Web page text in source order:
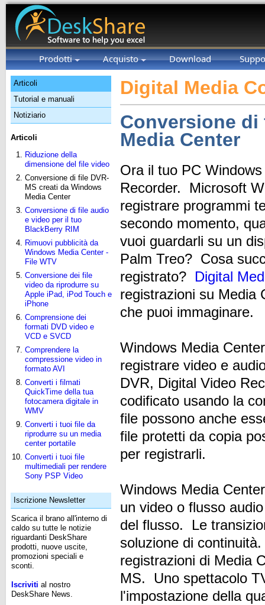
Prodotti Acquisto Download
Articoli
Tutorial e manuali
Notiziario
Articoli
Riduzione della
dimensione del file video
Conversione di file DVR-
MS creati da Windows
Media Center
Conversione di file audio
e video per il tuo
BlackBerry RIM
Rimuovi pubblicità da
Windows Media Center -
File WTV
Conversione dei file
video da riprodurre su
Apple iPad, iPod Touch e
iPhone
Comprensione dei
formati DVD video e
VCD e SVCD
Comprendere la
compressione video in
formato AVI
Converti i filmati
QuickTime della tua
fotocamera digitale in
WMV
Converti i tuoi file da
riprodurre su un media
center portatile
Converti i tuoi file
multimediali per rendere
Sony PSP Video
Iscrizione Newsletter
Scarica il brano all'interno di
caldo su tutte le notizie
riguardanti DeskShare
prodotti, nuove uscite,
promozioni speciali e
sconti.
Iscriviti al nostro
DeskShare News.
Digital Media
Conversione di
Media Center
Ora il tuo PC
Recorder. Microsoft
registrare programmi
secondo momento,
vuoi guardarli su un
Palm Treo? Cosa
registrato? Digital
registrazioni su Media
che puoi immaginare.
Windows Media
registrare video e
DVR, Digital Video
codificato usando la
file possono anche
file protetti da copia
per registrarli.
Windows Media
un video o flusso
del flusso. Le
soluzione di
registrazioni di Media
MS. Uno spettacolo
l'impostazione della